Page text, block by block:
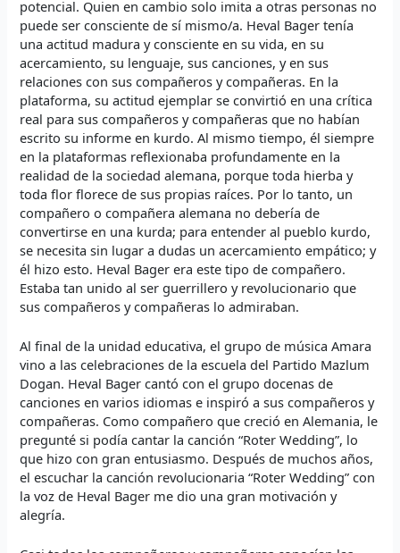
potencial. Quien en cambio solo imita a otras personas no
puede ser consciente de sí mismo/a. Heval Bager tenía
una actitud madura y consciente en su vida, en su
acercamiento, su lenguaje, sus canciones, y en sus
relaciones con sus compañeros y compañeras. En la
plataforma, su actitud ejemplar se convirtió en una crítica
real para sus compañeros y compañeras que no habían
escrito su informe en kurdo. Al mismo tiempo, él siempre
en la plataformas reflexionaba profundamente en la
realidad de la sociedad alemana, porque toda hierba y
toda flor florece de sus propias raíces. Por lo tanto, un
compañero o compañera alemana no debería de
convertirse en una kurda; para entender al pueblo kurdo,
se necesita sin lugar a dudas un acercamiento empático; y
él hizo esto. Heval Bager era este tipo de compañero.
Estaba tan unido al ser guerrillero y revolucionario que
sus compañeros y compañeras lo admiraban.
Al final de la unidad educativa, el grupo de música Amara
vino a las celebraciones de la escuela del Partido Mazlum
Dogan. Heval Bager cantó con el grupo docenas de
canciones en varios idiomas e inspiró a sus compañeros y
compañeras. Como compañero que creció en Alemania, le
pregunté si podía cantar la canción “Roter Wedding”, lo
que hizo con gran entusiasmo. Después de muchos años,
el escuchar la canción revolucionaria “Roter Wedding” con
la voz de Heval Bager me dio una gran motivación y
alegría.